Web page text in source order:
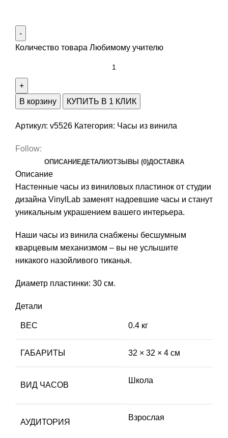
Количество товара Любимому учителю
В корзину КУПИТЬ В 1 КЛИК
Артикул: v5526 Категория: Часы из винила
Follow:
ОПИСАНИЕДЕТАЛИОТЗЫВЫ (0)ДОСТАВКА
Описание
Настенные часы из виниловых пластинок от студии
дизайна VinylLab заменят надоевшие часы и станут
уникальным украшением вашего интерьера.
Наши часы из винила снабжены бесшумным
кварцевым механизмом – вы не услышите
никакого назойливого тиканья.
Диаметр пластинки: 30 см.
Детали
ВЕС 0.4 кг
ГАБАРИТЫ 32 × 32 × 4 см
ВИД ЧАСОВ
Школа
АУДИТОРИЯ
Взрослая